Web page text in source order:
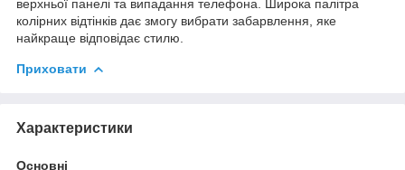
верхньої панелі та випадання телефона. Широка палітра
колірних відтінків дає змогу вибрати забарвлення, яке
найкраще відповідає стилю.
Приховати
Характеристики
Основні